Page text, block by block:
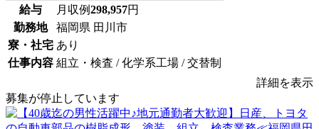
給与 月収例298,957円
勤務地
福岡県 田川市
寮・社宅 あり
仕事内容 組立・検査 / 化学系工場 / 交替制
詳細を表示
募集が停止しています